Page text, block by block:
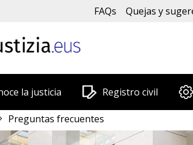
FAQs Quejas y
la justicia Registro civil
Preguntas frecuentes